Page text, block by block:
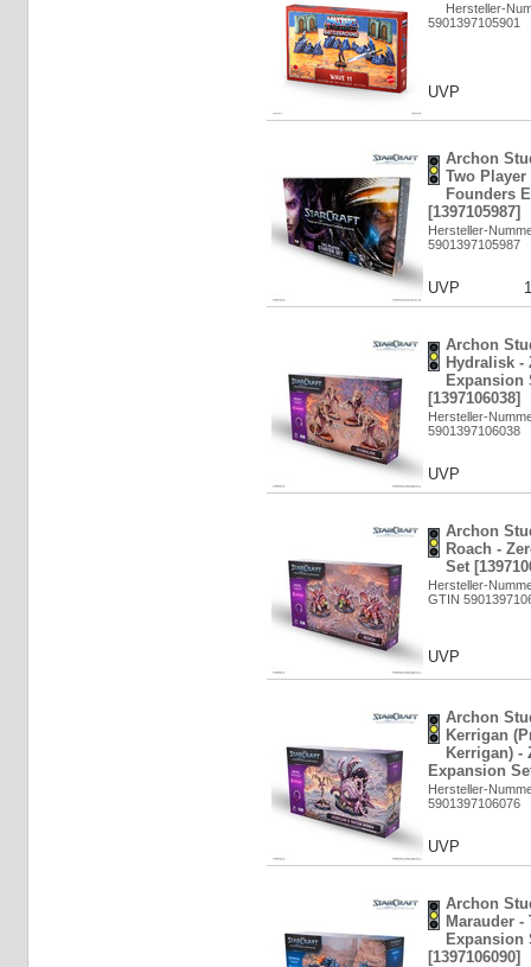
Hersteller-
5901397105901
UVP
Archon
Two Player
Founders
[1397105987]
Hersteller-
5901397105987
UVP
Archon
Hydralisk -
Expansion
[1397106038]
Hersteller-
5901397106038
UVP
Archon
Roach -
Set
Hersteller-
GTIN
UVP
Archon
Kerrigan
Kerrigan) -
Expansion
Hersteller-
5901397106076
UVP
Archon
Marauder -
Expansion
[1397106090]